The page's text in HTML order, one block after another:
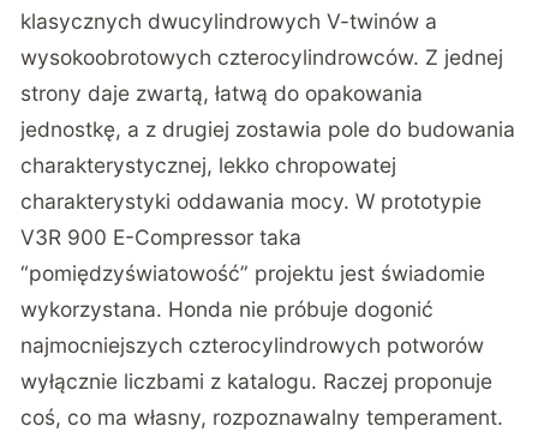
klasycznych dwucylindrowych V-twinów a
wysokoobrotowych czterocylindrowców. Z jednej
strony daje zwartą, łatwą do opakowania
jednostkę, a z drugiej zostawia pole do budowania
charakterystycznej, lekko chropowatej
charakterystyki oddawania mocy. W prototypie
V3R 900 E-Compressor taka
“pomiędzyświatowość” projektu jest świadomie
wykorzystana. Honda nie próbuje dogonić
najmocniejszych czterocylindrowych potworów
wyłącznie liczbami z katalogu. Raczej proponuje
coś, co ma własny, rozpoznawalny temperament.